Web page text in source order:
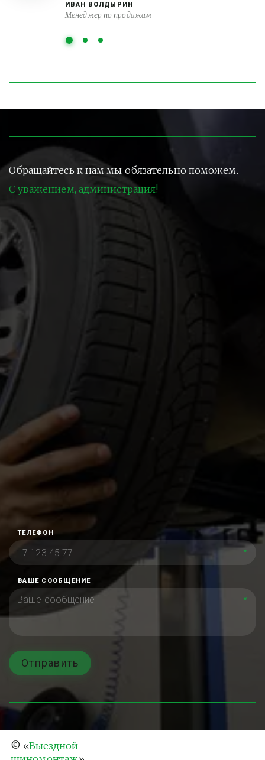
ИВАН ВОЛДЫРИН
Менеджер по продажам
Обращайтесь к нам мы обязательно поможем.
С уважением, администрация!
ТЕЛЕФОН
*
ВАШЕ СООБЩЕНИЕ
*
Отправить
© «Выездной